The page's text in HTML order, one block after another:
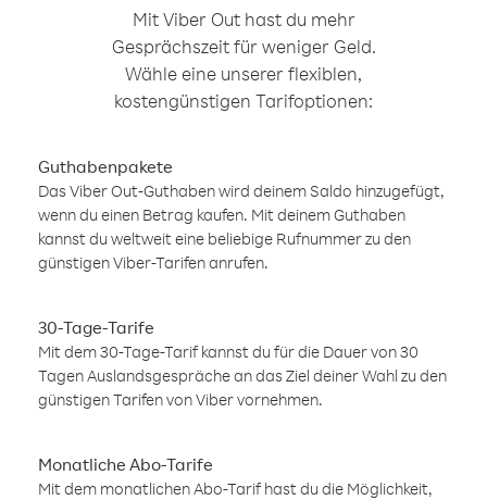
Mit Viber Out hast du mehr
Gesprächszeit für weniger Geld.
Wähle eine unserer flexiblen,
kostengünstigen Tarifoptionen:
Guthabenpakete
Das Viber Out-Guthaben wird deinem Saldo hinzugefügt,
wenn du einen Betrag kaufen. Mit deinem Guthaben
kannst du weltweit eine beliebige Rufnummer zu den
günstigen Viber-Tarifen anrufen.
30-Tage-Tarife
Mit dem 30-Tage-Tarif kannst du für die Dauer von 30
Tagen Auslandsgespräche an das Ziel deiner Wahl zu den
günstigen Tarifen von Viber vornehmen.
Monatliche Abo-Tarife
Mit dem monatlichen Abo-Tarif hast du die Möglichkeit,